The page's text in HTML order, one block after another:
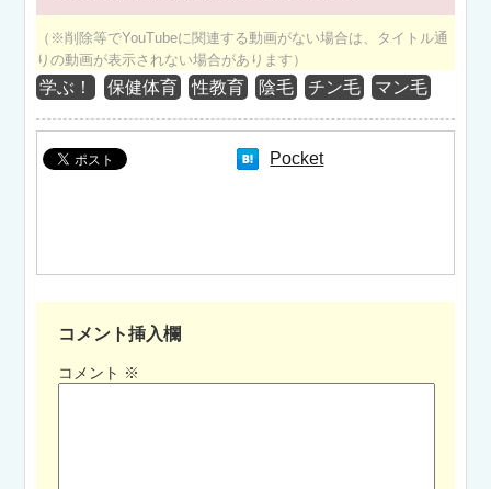
（※削除等でYouTubeに関連する動画がない場合は、タイトル通
りの動画が表示されない場合があります）
学ぶ！ 保健体育 性教育 陰毛 チン毛 マン毛
Pocket
コメント挿入欄
コメント ※